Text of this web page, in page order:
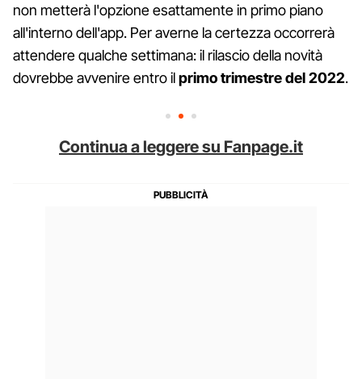
non metterà l'opzione esattamente in primo piano
all'interno dell'app. Per averne la certezza occorrerà
attendere qualche settimana: il rilascio della novità
dovrebbe avvenire entro ilprimo trimestre del 2022.
Continua a leggere su Fanpage.it